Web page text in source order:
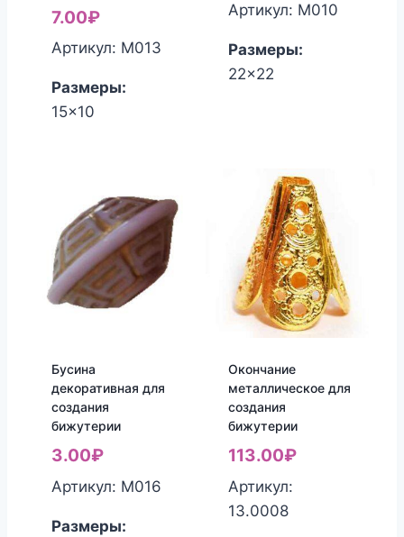
7.00₽
Артикул: М013
Размеры:
15x10
Артикул: М010
Размеры:
22x22
Бусина
декоративная для
создания
бижутерии
3.00₽
Артикул: М016
Размеры:
Окончание
металлическое для
создания
бижутерии
113.00₽
Артикул:
13.0008